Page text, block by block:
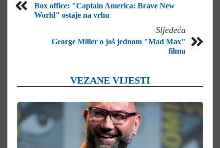
Box office: "Captain America: Brave New
World" ostaje na vrhu
Sljedeća
George Miller o još jednom "Mad Max"
filmu
VEZANE VIJESTI